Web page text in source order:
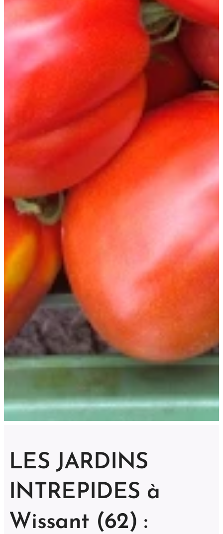
LES JARDINS
INTREPIDES à
Wissant (62) :